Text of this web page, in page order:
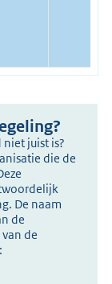
juist is?
die de
De naam
de
de